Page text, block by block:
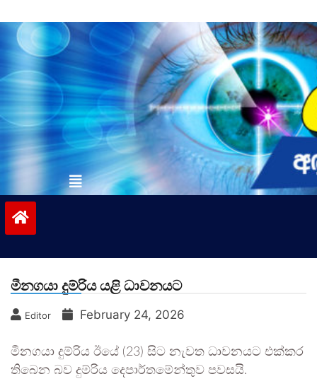
to
contentvinivida.lk
මීනගයා දුම්රිය යළි ධාවනයට
Editor February 24, 2026
මීනගයා දුම්රිය ඊයේ (23) සිට නැවත ධාවනයට එක්කර
තිබෙන බව දුම්රිය දෙපාර්තමේන්තුව පවසයි.